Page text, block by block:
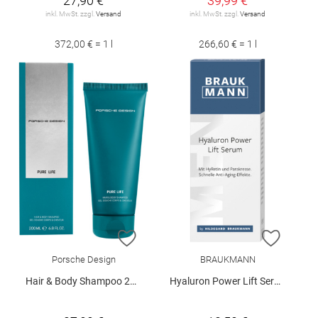
inkl. MwSt. zzgl. Versand
372,00 € = 1 l
inkl. MwSt. zzgl. Versand
266,60 € = 1 l
ZUR WUNSCHLISTE HINZUFÜGEN
Porsche Design
Hair & Body Shampoo 200 ml
ZUR
BRAUKMANN
Hyaluron Power Lift Serum